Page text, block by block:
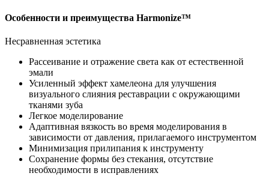
Особенности и преимущества Harmonize™
Несравненная эстетика
Рассеивание и отражение света как от естественной
эмали
Усиленный эффект хамелеона для улучшения
визуального слияния реставрации с окружающими
тканями зуба
Легкое моделирование
Адаптивная вязкость во время моделирования в
зависимости от давления, прилагаемого инструментом
Минимизация прилипания к инструменту
Сохранение формы без стекания, отсутствие
необходимости в исправлениях